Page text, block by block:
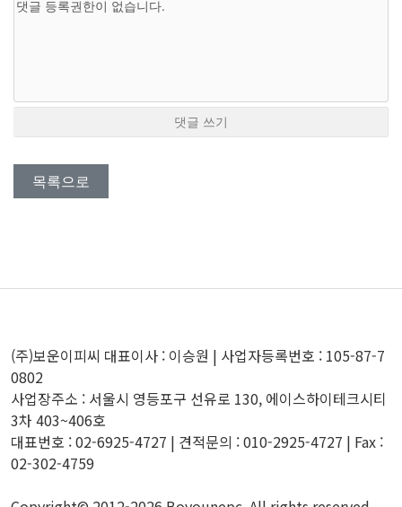
댓글 쓰기
목록으로
(주)보운이피씨 대표이사 : 이승원 | 사업자등록번호 : 105-87-7
0802
사업장주소 : 서울시 영등포구 선유로 130, 에이스하이테크시티
3차 403~406호
대표번호 : 02-6925-4727 | 견적문의 : 010-2925-4727 | Fax :
02-302-4759